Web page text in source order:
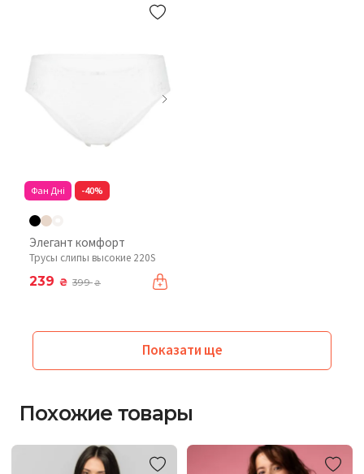
Фан Дні -40%
Элегант комфорт
Трусы слипы высокие 220S
239 ₴ 399₴
Показати ще
Похожие товары